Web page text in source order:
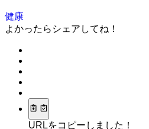
健康
よかったらシェアしてね！
URLをコピーしました！